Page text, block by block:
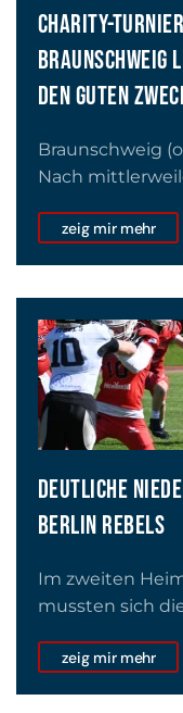
CHARITY-
BRAUNSCHWEIG
DEN GUTEN
Braunschweig
Nach
zeig mir mehr
DEUTLICHE
BERLIN REBELS
Im zweiten
mussten sich
zeig mir mehr